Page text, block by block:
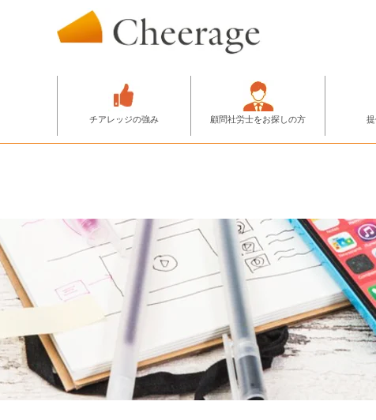
チアレッジの強み 顧問社労士をお探しの方